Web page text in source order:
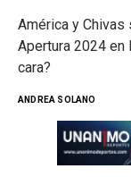
América y
Apertura 2024 en
cara?
ANDREA SOLANO